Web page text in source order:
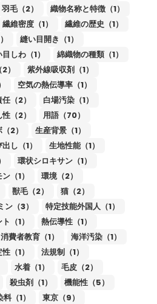
羽毛（2）
織物名称と特徴（1）
繊維密度（1）
繊維の歴史（1）
縫い目開き（1）
しわ（1）
綿織物の種類（1）
）
紫外線吸収剤（1）
空気の熱伝導率（1）
（2）
白場汚染（1）
（2）
用語（70）
2）
生産背景（1）
し（1）
生地性能（1）
環状シロキサン（1）
（1）
環境（2）
獣毛（2）
猫（2）
（3）
特定技能外国人（1）
（1）
熱伝導性（1）
消費者教育（1）
海洋汚染（1）
（1）
法規制（1）
水着（1）
毛皮（2）
殺虫剤（1）
機能性（5）
料（1）
東京（9）